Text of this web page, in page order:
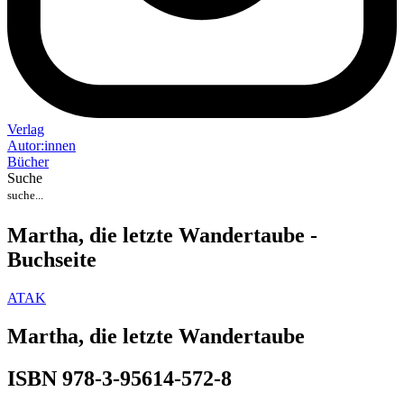
Verlag
Autor:innen
Bücher
Suche
Martha, die letzte Wandertaube -
Buchseite
ATAK
Martha, die letzte Wandertaube
ISBN 978-3-95614-572-8